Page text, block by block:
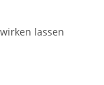
lassen